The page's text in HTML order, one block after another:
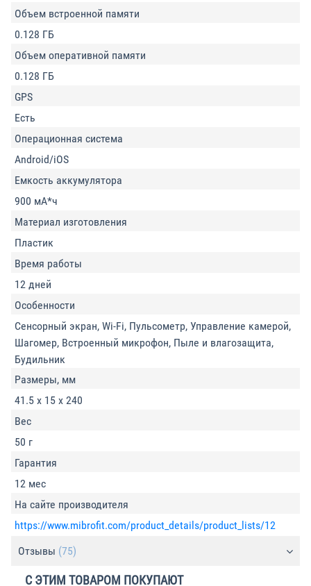
Объем встроенной памяти
0.128 ГБ
Объем оперативной памяти
0.128 ГБ
GPS
Есть
Операционная система
Android/iOS
Емкость аккумулятора
900 мА*ч
Материал изготовления
Пластик
Время работы
12 дней
Особенности
Сенсорный экран, Wi-Fi, Пульсометр, Управление камерой,
Шагомер, Встроенный микрофон, Пыле и влагозащита,
Будильник
Размеры, мм
41.5 х 15 х 240
Вес
50 г
Гарантия
12 мес
На сайте производителя
https://www.mibrofit.com/product_details/product_lists/12
Отзывы (75)
С ЭТИМ ТОВАРОМ ПОКУПАЮТ